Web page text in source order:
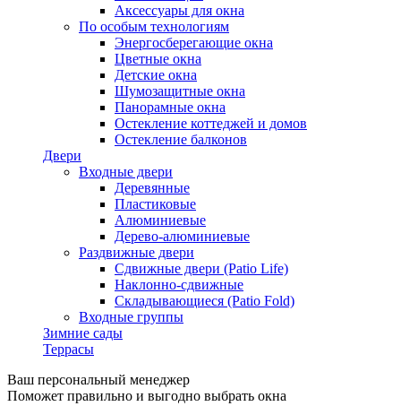
Аксессуары для окна
По особым технологиям
Энергосберегающие окна
Цветные окна
Детские окна
Шумозащитные окна
Панорамные окна
Остекление коттеджей и домов
Остекление балконов
Двери
Входные двери
Деревянные
Пластиковые
Алюминиевые
Дерево-алюминиевые
Раздвижные двери
Сдвижные двери (Patio Life)
Наклонно-сдвижные
Складывающиеся (Patio Fold)
Входные группы
Зимние сады
Террасы
Ваш персональный менеджер
Поможет правильно и выгодно выбрать окна